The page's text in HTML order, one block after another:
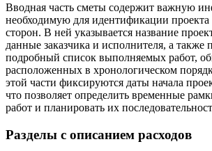
Вводная часть сметы содержит важную
необходимую для идентификации
сторон. В ней указывается название
данные заказчика и исполнителя, а также
подробный список выполняемых работ,
расположенных в хронологическом
этой части фиксируются даты начала
что позволяет определить временные
работ и планировать их
Разделы с описанием расходов